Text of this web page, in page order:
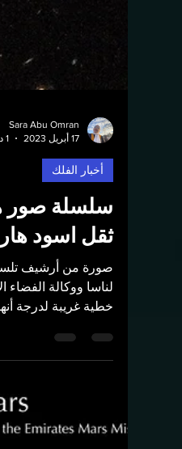
Sara Abu Omran
1 دقيقة قراءة
أخبار الفلك
سلسلة صور
ثقل اسود
لناسا ووكالة الفضاء
خطية غريبة لدرجة
كخلل في...